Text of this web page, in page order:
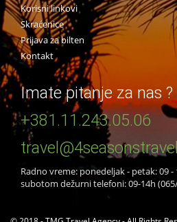
Korisni linkovi
Skraćenice
Prijava za bilten
Kontakt
Imate pitanje za nas ?
+381.11.243.05.06
Radno vreme: ponedeljak - petak: 09 -
subotom dežurni telefoni: 09-14h